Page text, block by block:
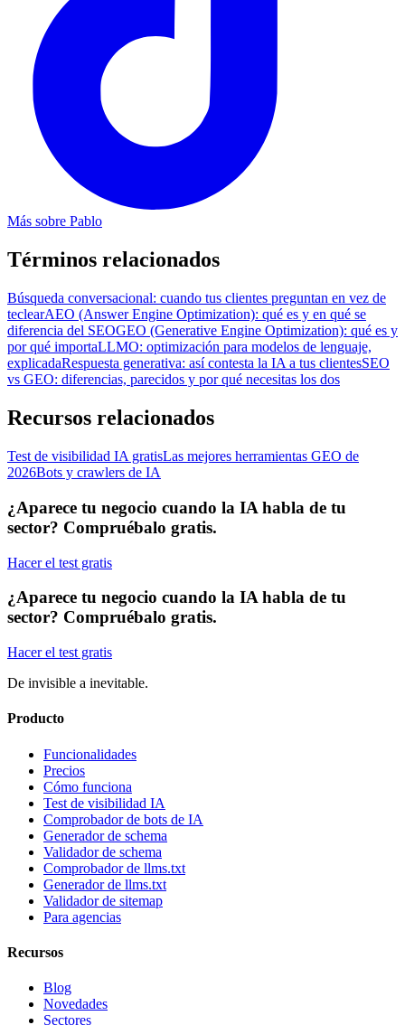
Más sobre Pablo
Términos relacionados
Búsqueda conversacional: cuando tus clientes preguntan en vez de
teclearAEO (Answer Engine Optimization): qué es y en qué se
diferencia del SEOGEO (Generative Engine Optimization): qué es y
por qué importaLLMO: optimización para modelos de lenguaje,
explicadaRespuesta generativa: así contesta la IA a tus clientesSEO
vs GEO: diferencias, parecidos y por qué necesitas los dos
Recursos relacionados
Test de visibilidad IA gratisLas mejores herramientas GEO de
2026Bots y crawlers de IA
¿Aparece tu negocio cuando la IA habla de tu
sector? Compruébalo gratis.
Hacer el test gratis
¿Aparece tu negocio cuando la IA habla de tu
sector? Compruébalo gratis.
Hacer el test gratis
De invisible a inevitable.
Producto
Funcionalidades
Precios
Cómo funciona
Test de visibilidad IA
Comprobador de bots de IA
Generador de schema
Validador de schema
Comprobador de llms.txt
Generador de llms.txt
Validador de sitemap
Para agencias
Recursos
Blog
Novedades
Sectores